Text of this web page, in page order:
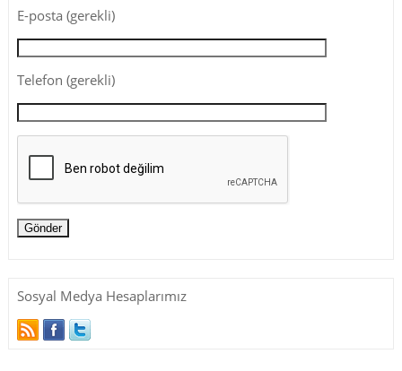
E-posta (gerekli)
Telefon (gerekli)
Sosyal Medya Hesaplarımız